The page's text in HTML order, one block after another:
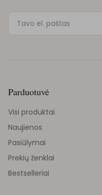
Parduotuvė
Visi produktai
Naujienos
Pasiūlymai
Prekių ženklai
Bestselleriai